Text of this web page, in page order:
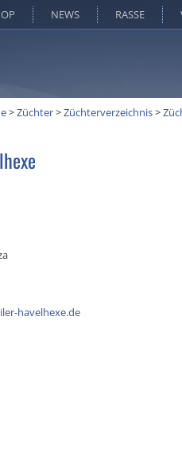
NEWS RASSE
>Züchter>Züchterverzeichnis>
havelhexe.de